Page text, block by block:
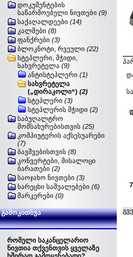
დოკუმენტების
საწარმოებელი ნივთები (9)
საქაღალდეები (14)
კალმები (8)
ფანქრები (3)
ბლოკნოტი, რვეული (22)
სტეპლერი, მჭიდი,
სახვრეტელა (9)
ანტისტეპლერი (1)
სახვრეტელა
(„დირაკოლი“) (2)
სტეპლერი (3)
სტეპლერის მჭიდი (2)
საბუღალტრო
მომსახურებისთვის (25)
კომპიუტერის აქსესუარები
(7)
ბავშვებისთვის (8)
კონვერტები, მისალოცი
ბარათები (2)
საოჯახო ნივთები (3)
სარეცხი საშუალებები (6)
მარკერები (0)
გამოკითხვა
რომელი საკანცელარიო
ნივთია თქვენთვის ყველაზე